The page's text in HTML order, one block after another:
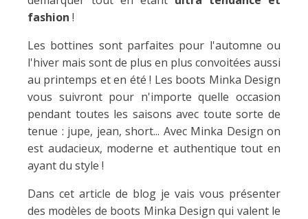
fashion !
Les bottines sont parfaites pour l'automne ou
l'hiver mais sont de plus en plus convoitées aussi
au printemps et en été ! Les boots Minka Design
vous suivront pour n'importe quelle occasion
pendant toutes les saisons avec toute sorte de
tenue : jupe, jean, short... Avec Minka Design on
est audacieux, moderne et authentique tout en
ayant du style !
Dans cet article de blog je vais vous présenter
des modèles de boots Minka Design qui valent le